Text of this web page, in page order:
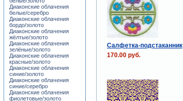
Салфетка-подстаканник
170.00 руб.
Диаконские облачения
белые/серебро
Диаконские облачения
бордо/золото
Диаконские облачения
жёлтые/золото
Диаконские облачения
зелёные/золото
Диаконские облачения
красные/золото
Диаконские облачения
синие/золото
Диаконские облачения
синие/серебро
Диаконские облачения
фиолетовые/золото